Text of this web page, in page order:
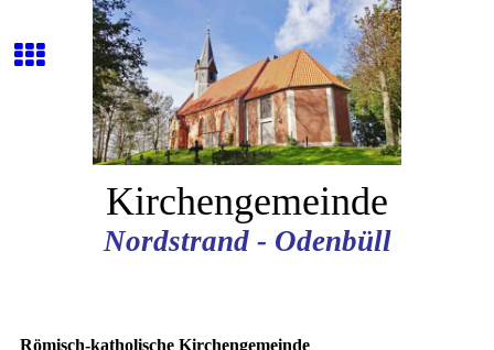
Kirchengemeinde
Nordstrand - Odenbüll
Römisch-katholische Kirchengemeinde